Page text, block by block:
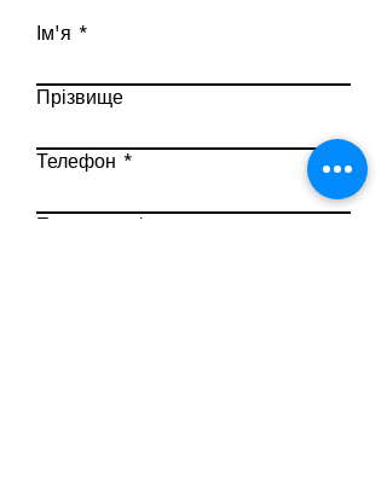
Ім'я
Прізвище
Телефон
Ел. пошта